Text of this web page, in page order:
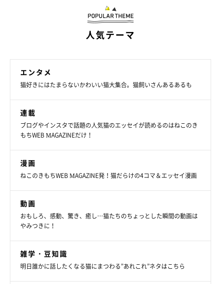
この経験から、コットンさんは 「爪とぎは工作の素材としてとて
の軸が爪とぎの穴にうまく合いそうだったので、半分に切って差
し込んでみると……ジャストフィット！
白い綿棒と黒い綿棒を組み合わせて、たゆちゃん、猫助くん、猫
丸くんをモチーフとした作品を作り始めたのです。
爪とぎと綿棒の組み合わせ、もうその発想が芸術家ですよね。
爪とぎを使うのは、「ねこのための物を人間も使うことで、ねこ
れています。それに、
の一つになったんですね。
筆者は作品を拝見した瞬間に、心がじんわり温かくなるのを感じ
くりしました。
人気テーマ
エンタメ
猫好きにはたまらないかわいい猫大集合。猫飼いさんあるあるも
連載
ブログやインスタで話題の人気猫のエッセイが読めるのはねこのき
もちWEB MAGAZINEだけ！
漫画
ねこのきもちWEB MAGAZINE発！猫だらけの4コマ＆エッセイ漫画
動画
おもしろ、感動、驚き、癒し…猫たちのちょっとした瞬間の動画は
やみつきに！
雑学・豆知識
明日誰かに話したくなる猫にまつわる”あれこれ”ネタはこちら